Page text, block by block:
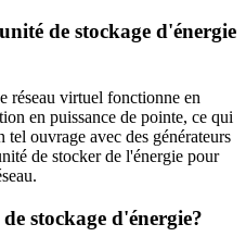
de stockage d'énergie
réseau virtuel fonctionne en
en puissance de pointe, ce qui
tel ouvrage avec des générateurs
de stocker de l'énergie pour
stockage d'énergie?